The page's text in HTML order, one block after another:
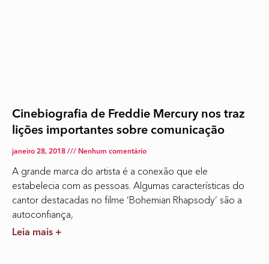
Cinebiografia de Freddie Mercury nos traz
lições importantes sobre comunicação
janeiro 28, 2018 Nenhum comentário
A grande marca do artista é a conexão que ele
estabelecia com as pessoas. Algumas características do
cantor destacadas no filme ‘Bohemian Rhapsody’ são a
autoconfiança,
Leia mais +